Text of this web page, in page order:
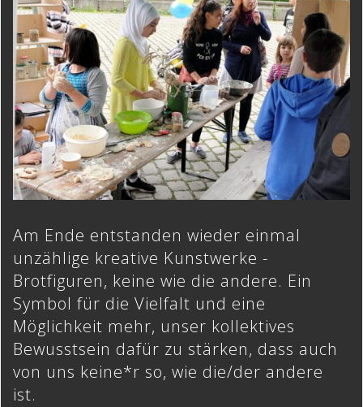
Am Ende entstanden wieder einmal
unzählige kreative Kunstwerke -
Brotfiguren, keine wie die andere. Ein
Symbol für die Vielfalt und eine
Möglichkeit mehr, unser kollektives
Bewusstsein dafür zu stärken, dass auch
von uns keine*r so, wie die/der andere
ist.